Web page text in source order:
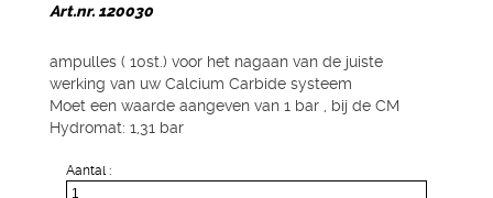
Art.nr. 120030
ampulles ( 10st.) voor het nagaan van de juiste
werking van uw Calcium Carbide systeem
Moet een waarde aangeven van 1 bar , bij de CM
Hydromat: 1,31 bar
Aantal :